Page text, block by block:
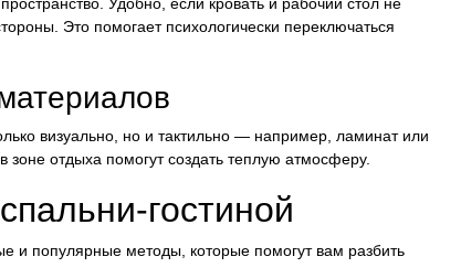
Это помогает психологически переключаться
визуально, но и тактильно — например, ламинат или
зоне отдыха помогут создать теплую атмосферу.
гостиной
и популярные методы, которые помогут вам разбить